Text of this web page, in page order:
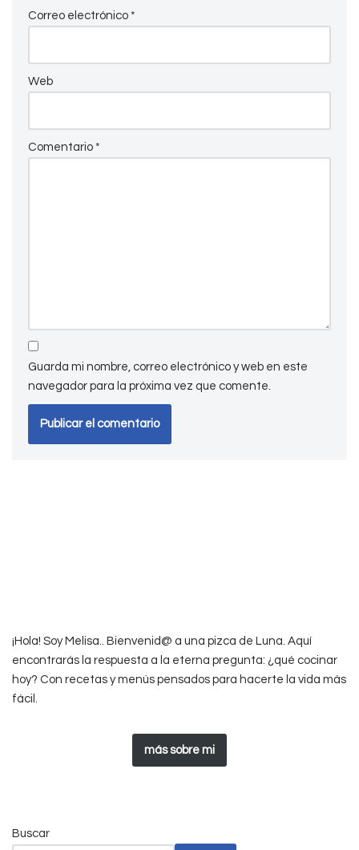
Correo electrónico *
Web
Comentario *
Guarda mi nombre, correo electrónico y web en este
navegador para la próxima vez que comente.
¡Hola! Soy Melisa.. Bienvenid@ a una pizca de Luna. Aquí
encontrarás la respuesta a la eterna pregunta: ¿qué cocinar
hoy? Con recetas y menús pensados para hacerte la vida más
fácil.
más sobre mi
Buscar